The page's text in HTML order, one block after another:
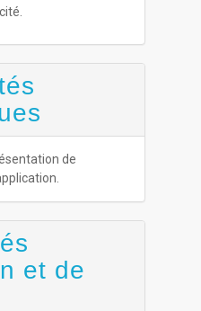
de
et de